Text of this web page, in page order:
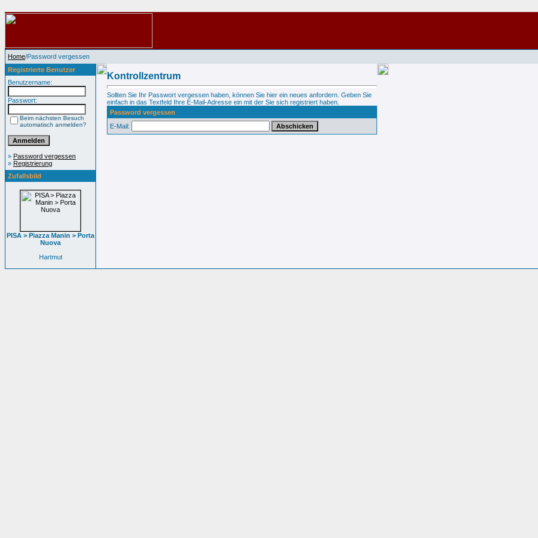
Home/Password vergessen
Registrierte Benutzer
Benutzername:
Passwort:
Beim nächsten Besuch
automatisch anmelden?
» Password vergessen
» Registrierung
Zufallsbild
PISA > Piazza Manin > Porta
Nuova
Hartmut
Kontrollzentrum
Sollten Sie Ihr Passwort vergessen haben, können Sie hier ein neues anfordern. Geben Sie
einfach in das Textfeld Ihre E-Mail-Adresse ein mit der Sie sich registriert haben.
Password vergessen
E-Mail: